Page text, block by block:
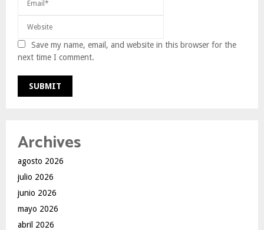
Save my name, email, and website in this browser for the
next time I comment.
Archives
agosto 2026
julio 2026
junio 2026
mayo 2026
abril 2026